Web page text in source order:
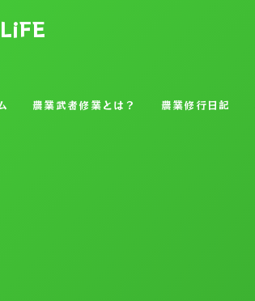
農業武者修業とは？ 農業修行日記